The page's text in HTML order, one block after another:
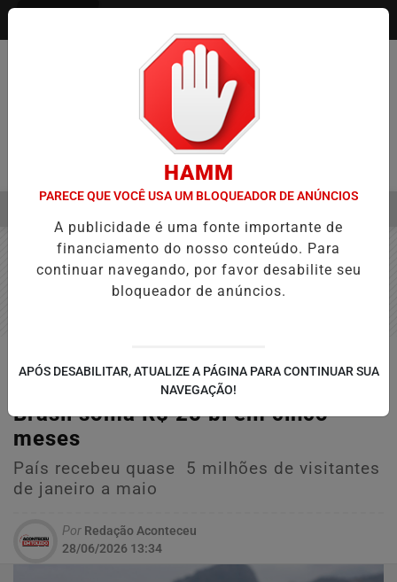
EM ALTA
ECONOMIA
Gastos de turistas estrangeiros no
Brasil soma R$ 25 bi em cinco
meses
País recebeu quase 5 milhões de visitantes
de janeiro a maio
Por Redação Aconteceu
28/06/2026 13:34
HAMM
PARECE QUE VOCÊ USA UM BLOQUEADOR DE ANÚNCIOS
A publicidade é uma fonte importante de
financiamento do nosso conteúdo. Para
continuar navegando, por favor desabilite seu
bloqueador de anúncios.
APÓS DESABILITAR, ATUALIZE A PÁGINA PARA CONTINUAR SUA
NAVEGAÇÃO!